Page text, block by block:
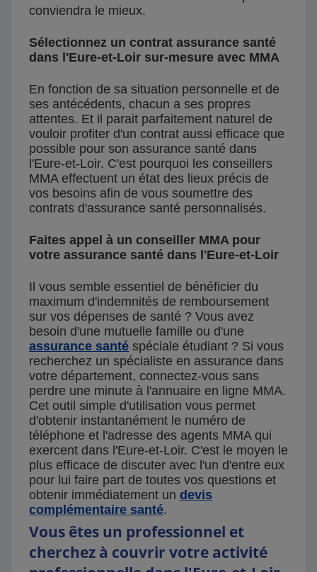
conviendra le mieux.
Sélectionnez un contrat assurance santé
dans l'Eure-et-Loir sur-mesure avec MMA
En fonction de sa situation personnelle et de
ses antécédents, chacun a ses propres
attentes. Et il parait parfaitement naturel de
vouloir profiter d'un contrat aussi efficace que
possible pour son assurance santé dans
l'Eure-et-Loir. C'est pourquoi les conseillers
MMA effectuent un état des lieux précis de
vos besoins afin de vous soumettre des
contrats d'assurance santé personnalisés.
Faites appel à un conseiller MMA pour
votre assurance santé dans l'Eure-et-Loir
Il vous semble essentiel de bénéficier du
maximum d'indemnités de remboursement
sur vos dépenses de santé ? Vous avez
besoin d'une mutuelle famille ou d'une
assurance santé spéciale étudiant ? Si vous
recherchez un spécialiste en assurance dans
votre département, connectez-vous sans
perdre une minute à l'annuaire en ligne MMA.
Cet outil simple d'utilisation vous permet
d'obtenir instantanément le numéro de
téléphone et l'adresse des agents MMA qui
exercent dans l'Eure-et-Loir. C'est le moyen le
plus efficace de discuter avec l'un d'entre eux
pour lui faire part de toutes vos questions et
obtenir immédiatement un devis
complémentaire santé.
Vous êtes un professionnel et
cherchez à couvrir votre activité